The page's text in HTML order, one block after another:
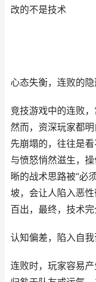
改的不是技术
心态失衡，连败的
竞技游戏中的连败，
然而，资深玩家都
先崩塌的，往往是
与愤怒悄然滋生，
晰的战术思路被“必
坡，会让人陷入恶
百出，最终，技术完
认知偏差，陷入自
连败时，玩家容易